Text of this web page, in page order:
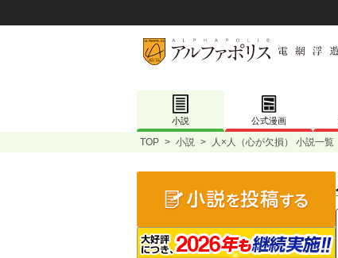
小説 公式漫画
TOP > 小説 > 人×人（心が欠損） 小説一覧